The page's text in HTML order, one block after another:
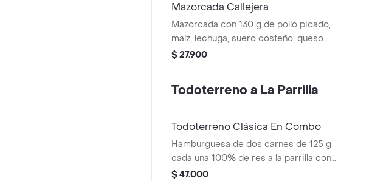
Mazorcada Callejera
Mazorcada con 130 g de pollo picado,
maíz, lechuga, suero costeño, queso
costeño, salsa BBQ, salsa Corral, salsa
$ 27.900
Todoterreno a La Parrilla
Todoterreno Clásica En Combo
Hamburguesa de dos carnes de 125 g
cada una 100% de res a la parrilla con
salsa bbq, queso mozzarella, lechuga,
$ 47.000